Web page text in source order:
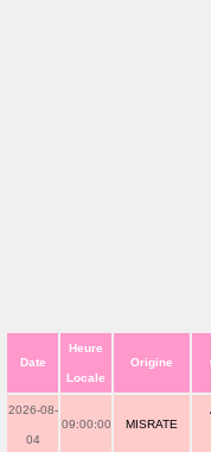
Date
Heure
Locale
Origine
2026-08-
04
09:00:00 MISRATE